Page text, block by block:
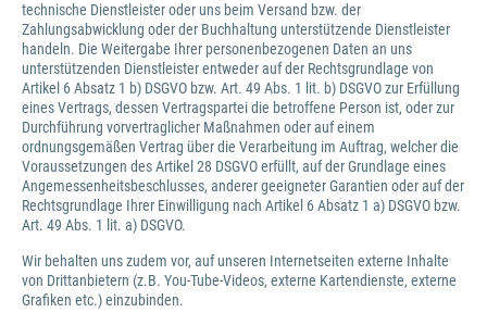
technische Dienstleister oder uns beim Versand bzw. der
Zahlungsabwicklung oder der Buchhaltung unterstützende Dienstleister
handeln. Die Weitergabe Ihrer personenbezogenen Daten an uns
unterstützenden Dienstleister entweder auf der Rechtsgrundlage von
Artikel 6 Absatz 1 b) DSGVO bzw. Art. 49 Abs. 1 lit. b) DSGVO zur Erfüllung
eines Vertrags, dessen Vertragspartei die betroffene Person ist, oder zur
Durchführung vorvertraglicher Maßnahmen oder auf einem
ordnungsgemäßen Vertrag über die Verarbeitung im Auftrag, welcher die
Voraussetzungen des Artikel 28 DSGVO erfüllt, auf der Grundlage eines
Angemessenheitsbeschlusses, anderer geeigneter Garantien oder auf der
Rechtsgrundlage Ihrer Einwilligung nach Artikel 6 Absatz 1 a) DSGVO bzw.
Art. 49 Abs. 1 lit. a) DSGVO.
Wir behalten uns zudem vor, auf unseren Internetseiten externe Inhalte
von Drittanbietern (z.B. You-Tube-Videos, externe Kartendienste, externe
Grafiken etc.) einzubinden.